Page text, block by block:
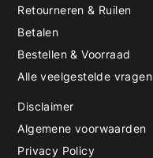
Retourneren & Ruilen
Betalen
Bestellen & Voorraad
Alle veelgestelde vragen
Disclaimer
Algemene voorwaarden
Privacy Policy